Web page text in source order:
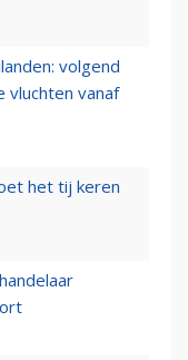
volgend
vluchten vanaf
het tij keren